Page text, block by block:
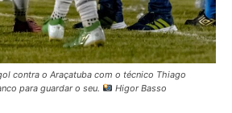
contra o Araçatuba com o técnico Thiago
para guardar o seu.
Higor Basso